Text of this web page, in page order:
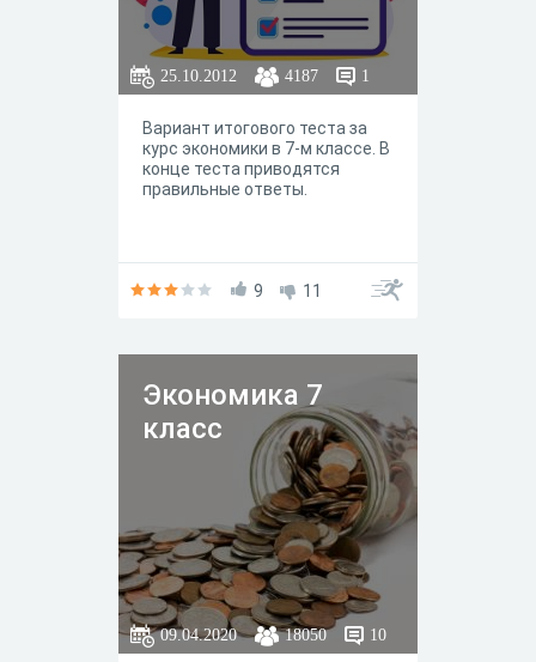
25.10.2012 4187 1
Вариант итогового теста за
курс экономики в 7-м классе. В
конце теста приводятся
правильные ответы.
9 11
Экономика 7
класс
09.04.2020 18050 10